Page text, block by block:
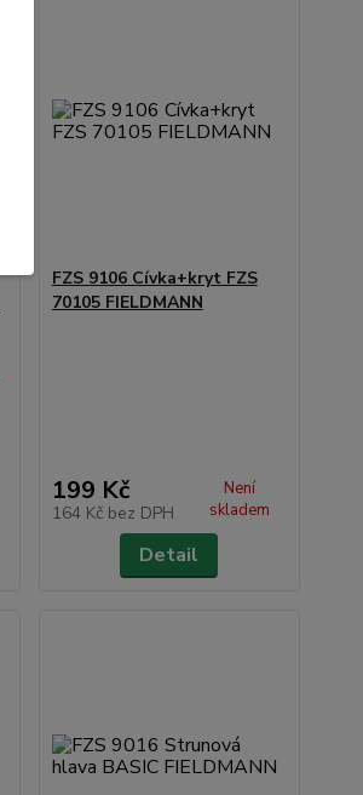
FZS 9106 Cívka+kryt FZS
70105 FIELDMANN
199 Kč
164 Kč bez DPH
Není
skladem
Detail